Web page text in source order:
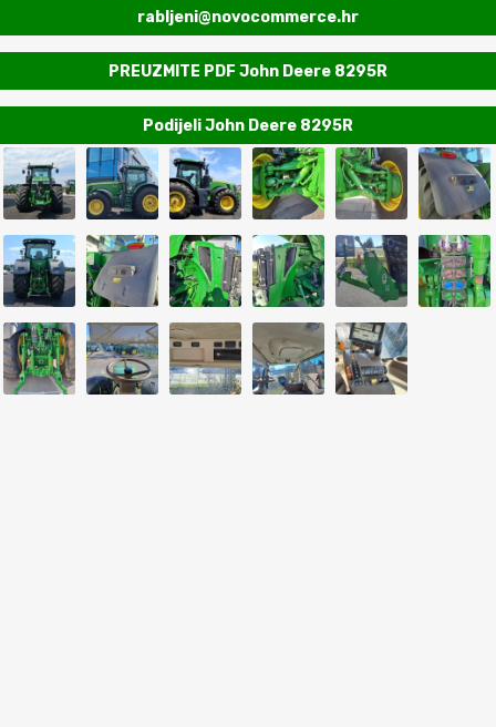
rabljeni@novocommerce.hr
PREUZMITE PDF John Deere 8295R
Podijeli John Deere 8295R